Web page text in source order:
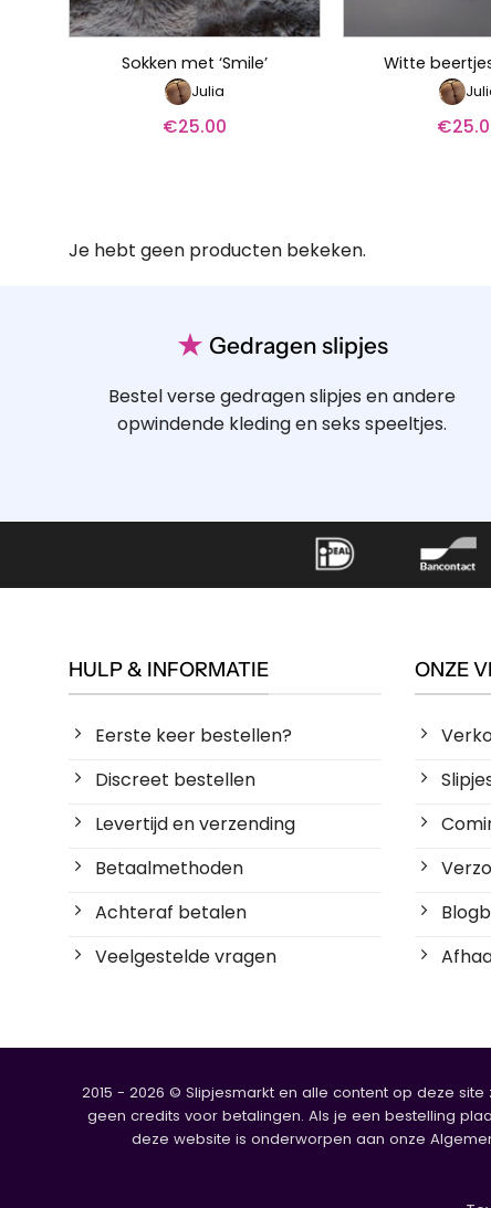
Sokken met ‘Smile’
Julia
€25.00
Witte
€
Je hebt geen producten bekeken.
★ Gedragen slipjes
Bestel verse gedragen slipjes en andere
opwindende kleding en seks speeltjes.
HULP & INFORMATIE
Eerste keer bestellen?
Discreet bestellen
Levertijd en verzending
Betaalmethoden
Achteraf betalen
Veelgestelde vragen
ONZE
2015 - 2026 © Slipjesmarkt en alle content op deze
geen credits voor betalingen. Als je een bestelling
deze website is onderworpen aan onze